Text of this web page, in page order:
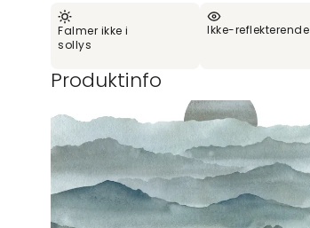
Falmer ikke i
sollys
Ikke-reflekterende
Produktinfo